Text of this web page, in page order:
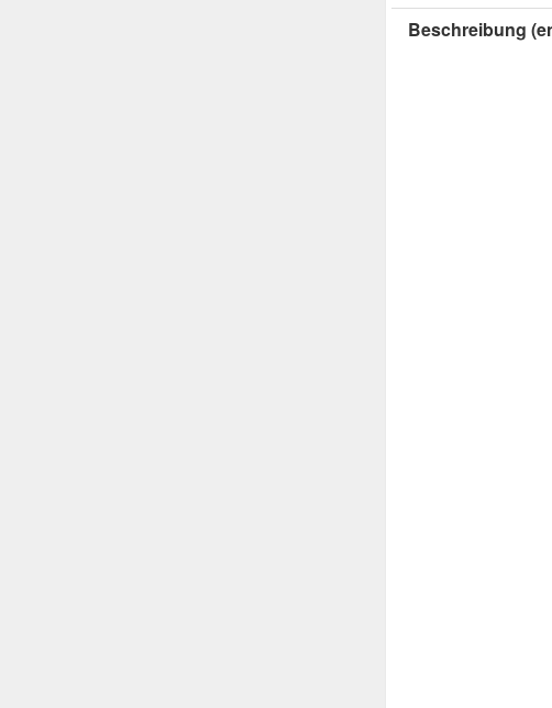
Beschreibung